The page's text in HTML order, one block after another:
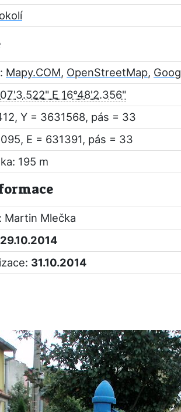
Mapy.COM, OpenStreetMap,
E 16°48'2.356"
Y = 3631568, pás = 33
E = 631391, pás = 33
195 m
Martin Mlečka
29.10.2014
31.10.2014